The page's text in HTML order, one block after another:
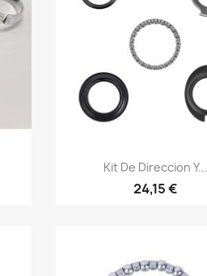
Vista rápida
Kit De Direccion Y...
24,15 €